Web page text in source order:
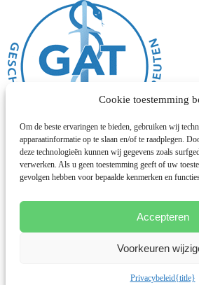
Cookie toestemming
Om de beste ervaringen te bieden, gebruiken wij
apparaatinformatie op te slaan en/of te raadplegen.
deze technologieën kunnen wij gegevens zoals
verwerken. Als u geen toestemming geeft of uw
gevolgen hebben voor bepaalde kenmerken en
Accepteren
Voorkeuren
Privacybeleid{title}
Algemene voorwaarden
Disclaimer
Cookies
© 2026 Deze website draait op het